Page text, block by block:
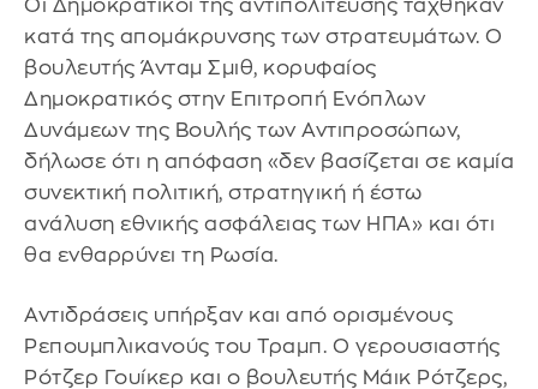
Οι Δημοκρατικοί της αντιπολίτευσης τάχθηκαν
κατά της απομάκρυνσης των στρατευμάτων. Ο
βουλευτής Άνταμ Σμιθ, κορυφαίος
Δημοκρατικός στην Επιτροπή Ενόπλων
Δυνάμεων της Βουλής των Αντιπροσώπων,
δήλωσε ότι η απόφαση «δεν βασίζεται σε καμία
συνεκτική πολιτική, στρατηγική ή έστω
ανάλυση εθνικής ασφάλειας των ΗΠΑ» και ότι
θα ενθαρρύνει τη Ρωσία.
Αντιδράσεις υπήρξαν και από ορισμένους
Ρεπουμπλικανούς του Τραμπ. Ο γερουσιαστής
Ρότζερ Γουίκερ και ο βουλευτής Μάικ Ρότζερς,